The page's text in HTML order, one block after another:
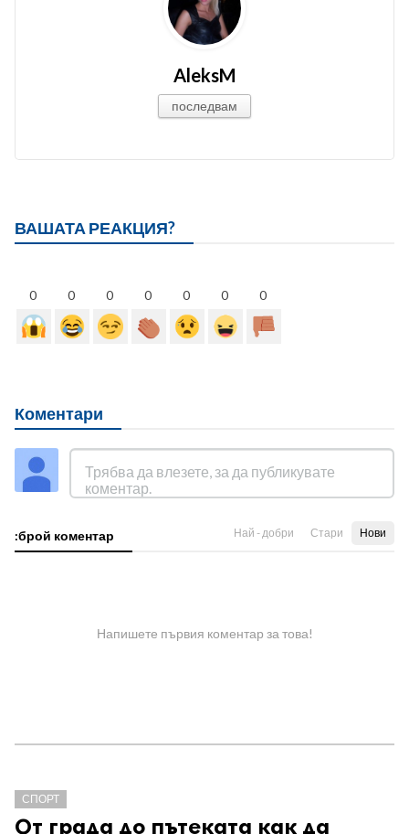
AleksM
последвам
ВАШАТА РЕАКЦИЯ?
0 0 0 0 0 0 0
Коментари
:брой коментар Най - добри Стари Нови
Напишете първия коментар за това!
СПОРТ
От града до пътеката как да